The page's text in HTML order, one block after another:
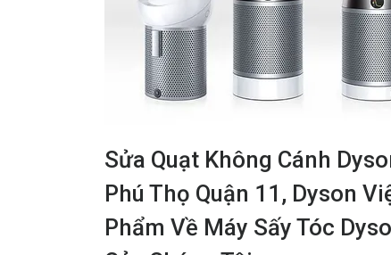
Sửa Quạt Không Cánh
Phú Thọ Quận 11, Dyson
Phẩm Về Máy Sấy Tóc